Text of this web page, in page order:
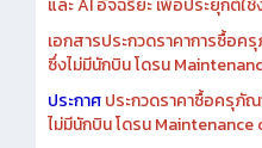
ประกาศประกวดราคาซื้อครุภั
และ AI อัจฉริยะ เพื่อประยุกต์ใ
เอกสารประกวดราคาการซื้อ
ซึ่งไม่มีนักบิน โดรน
ประกาศประกวดราคาซื้อครุภั